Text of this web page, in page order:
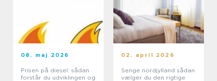
08. maj 2026
Prisen på diesel: sådan
forstår du udviklingen og
02. april 2026
Senge nordjylland sådan
vælger du den rigtige